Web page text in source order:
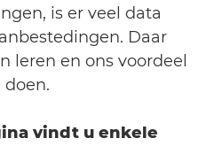
is er veel data
Daar
leren en ons voordeel
doen.
vindt u enkele